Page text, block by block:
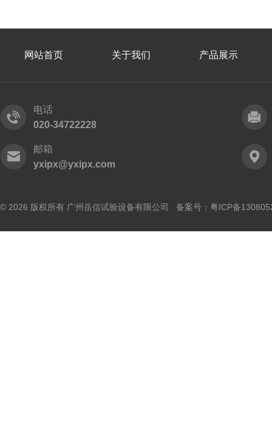
网站首页 关于我们 产品展示
电话
020-34722228
邮箱
yxipx@yxipx.com
© 2026 版权所有 广州岳信试验设备有限公司 备案号： 粤ICP备